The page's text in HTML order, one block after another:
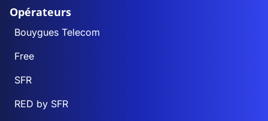
Opérateurs
Bouygues Telecom
Free
SFR
RED by SFR